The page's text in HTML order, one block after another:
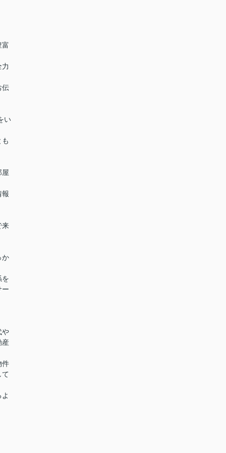
富
伝
い
屋
報
来
か
を
ー
や
産
件
て